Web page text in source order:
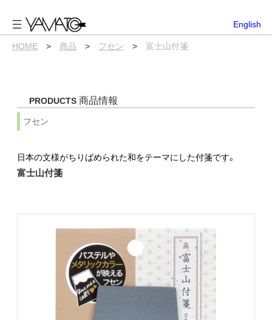
容
を
ス
キ
English
HOME > 商品 > フセン > 富士山付箋
PRODUCTS 商品情報
フセン
日本の文様がちりばめられた和をテーマにした付箋です。
富士山付箋